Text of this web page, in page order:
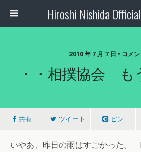
Hiroshi Nishida
2010 年 7 月 7 日 • コメ
・・相撲協会 も
共有 ツイート ピン
いやあ、昨日の雨はすごかった。